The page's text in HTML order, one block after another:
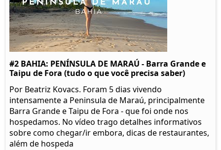
#2 BAHIA: PENÍNSULA DE MARAÚ - Barra Grande e
Taipu de Fora (tudo o que você precisa saber)
Por Beatriz Kovacs. Foram 5 dias vivendo
intensamente a Peninsula de Maraú, principalmente
Barra Grande e Taipu de Fora - que foi onde nos
hospedamos. No vídeo trago detalhes informativos
sobre como chegar/ir embora, dicas de restaurantes,
além de hospeda